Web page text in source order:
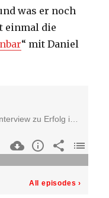
was er noch
einmal die
“ mit Daniel